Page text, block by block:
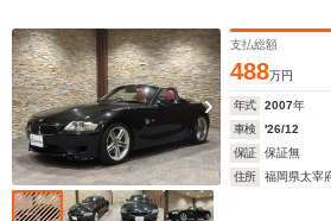
ル
支払総額
488万円
年式 2007年
車検
'26/12
保証
保証無
住所
福岡県太宰